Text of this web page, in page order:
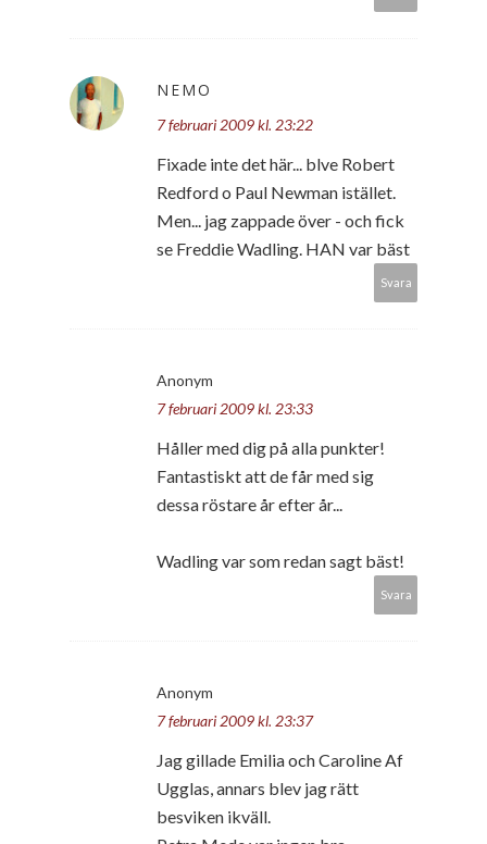
NEMO
7 februari 2009 kl. 23:22
Fixade inte det här... blve Robert
Redford o Paul Newman istället.
Men... jag zappade över - och fick
se Freddie Wadling. HAN var bäst
Svara
Anonym
7 februari 2009 kl. 23:33
Håller med dig på alla punkter!
Fantastiskt att de får med sig
dessa röstare år efter år...
Wadling var som redan sagt bäst!
Svara
Anonym
7 februari 2009 kl. 23:37
Jag gillade Emilia och Caroline Af
Ugglas, annars blev jag rätt
besviken ikväll.